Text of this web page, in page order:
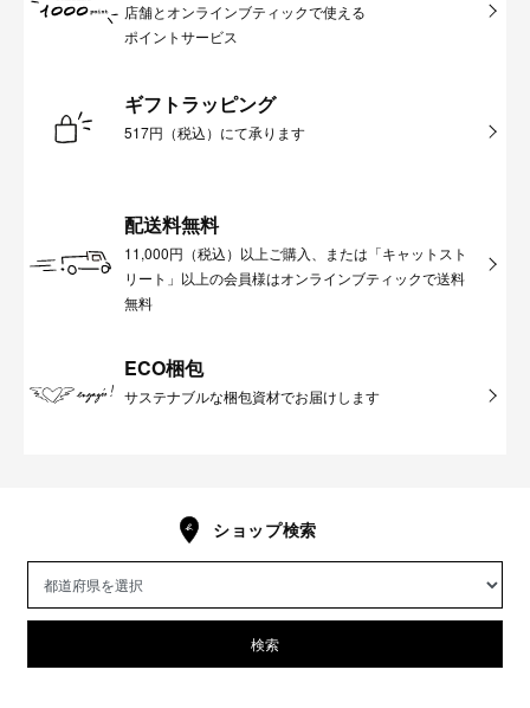
店舗とオンラインブティックで使える
ポイントサービス
ギフトラッピング
517円（税込）にて承ります
配送料無料
11,000円（税込）以上ご購入、または「キャットスト
リート」以上の会員様はオンラインブティックで送料
無料
ECO梱包
サステナブルな梱包資材でお届けします
ショップ検索
検索